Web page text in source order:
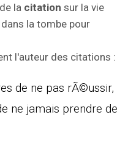
la citation sur la vie
la tombe pour
l'auteur des citations :
de ne pas rÃ©ussir,
ne jamais prendre de